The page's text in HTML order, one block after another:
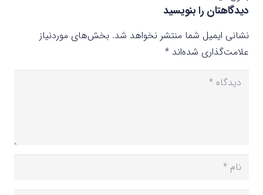
دیدگاهتان را بنویسید
نشانی ایمیل شما منتشر نخواهد شد. بخش‌های موردنیاز
علامت‌گذاری شده‌اند *